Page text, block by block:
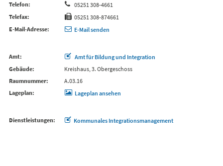
Telefon
05251 308-4661
Telefax
05251 308-874661
E-Mail-Adresse
E-Mail senden
Amt
Amt für Bildung und Integration
Gebäude
Kreishaus, 3. Obergeschoss
Raumnummer
A.03.16
Lageplan
Lageplan ansehen
Dienstleistungen Kommunales Integrationsmanagement